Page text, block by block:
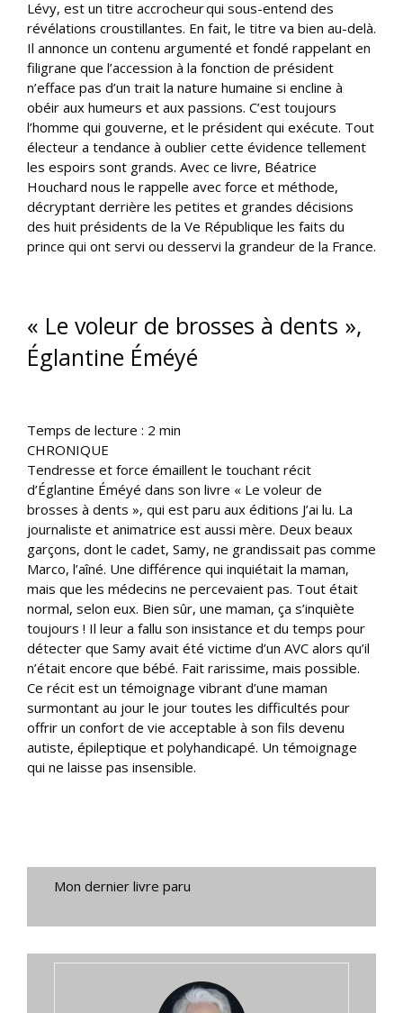
Lévy, est un titre accrocheur qui sous-entend des
révélations croustillantes. En fait, le titre va bien au-delà.
Il annonce un contenu argumenté et fondé rappelant en
filigrane que l’accession à la fonction de président
n’efface pas d’un trait la nature humaine si encline à
obéir aux humeurs et aux passions. C’est toujours
l’homme qui gouverne, et le président qui exécute. Tout
électeur a tendance à oublier cette évidence tellement
les espoirs sont grands. Avec ce livre, Béatrice
Houchard nous le rappelle avec force et méthode,
décryptant derrière les petites et grandes décisions
des huit présidents de la Ve République les faits du
prince qui ont servi ou desservi la grandeur de la France.
« Le voleur de brosses à dents »,
Églantine Éméyé
Temps de lecture : 2 min
CHRONIQUE
Tendresse et force émaillent le touchant récit
d’Églantine Éméyé dans son livre « Le voleur de
brosses à dents », qui est paru aux éditions J’ai lu. La
journaliste et animatrice est aussi mère. Deux beaux
garçons, dont le cadet, Samy, ne grandissait pas comme
Marco, l’aîné. Une différence qui inquiétait la maman,
mais que les médecins ne percevaient pas. Tout était
normal, selon eux. Bien sûr, une maman, ça s’inquiète
toujours ! Il leur a fallu son insistance et du temps pour
détecter que Samy avait été victime d’un AVC alors qu’il
n’était encore que bébé. Fait rarissime, mais possible.
Ce récit est un témoignage vibrant d’une maman
surmontant au jour le jour toutes les difficultés pour
offrir un confort de vie acceptable à son fils devenu
autiste, épileptique et polyhandicapé. Un témoignage
qui ne laisse pas insensible.
Mon dernier livre paru